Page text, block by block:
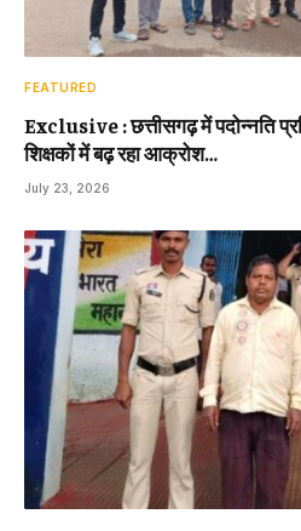
FEATURED
Exclusive : छत्तीसगढ़ में पदोन्नति
शिक्षकों में बढ़ रहा आक्रोश…
July 23, 2026